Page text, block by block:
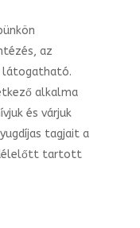
az
látogatható.
alkalma
és várjuk
tagjait a
délelőtt tartott